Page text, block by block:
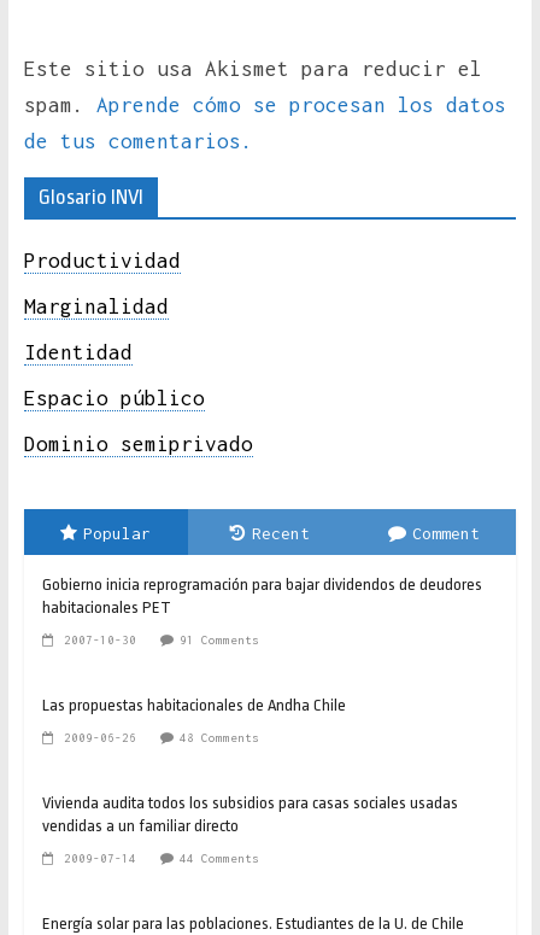
Este sitio usa Akismet para reducir el
spam. Aprende cómo se procesan los datos
de tus comentarios.
Glosario INVI
Productividad
Marginalidad
Identidad
Espacio público
Dominio semiprivado
Popular Recent Comment
Gobierno inicia reprogramación para bajar dividendos de deudores
habitacionales PET
2007-10-30 91 Comments
Las propuestas habitacionales de Andha Chile
2009-06-26 48 Comments
Vivienda audita todos los subsidios para casas sociales usadas
vendidas a un familiar directo
2009-07-14 44 Comments
Energía solar para las poblaciones. Estudiantes de la U. de Chile